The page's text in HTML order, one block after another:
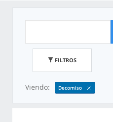
FILTROS
Viendo: Decomiso